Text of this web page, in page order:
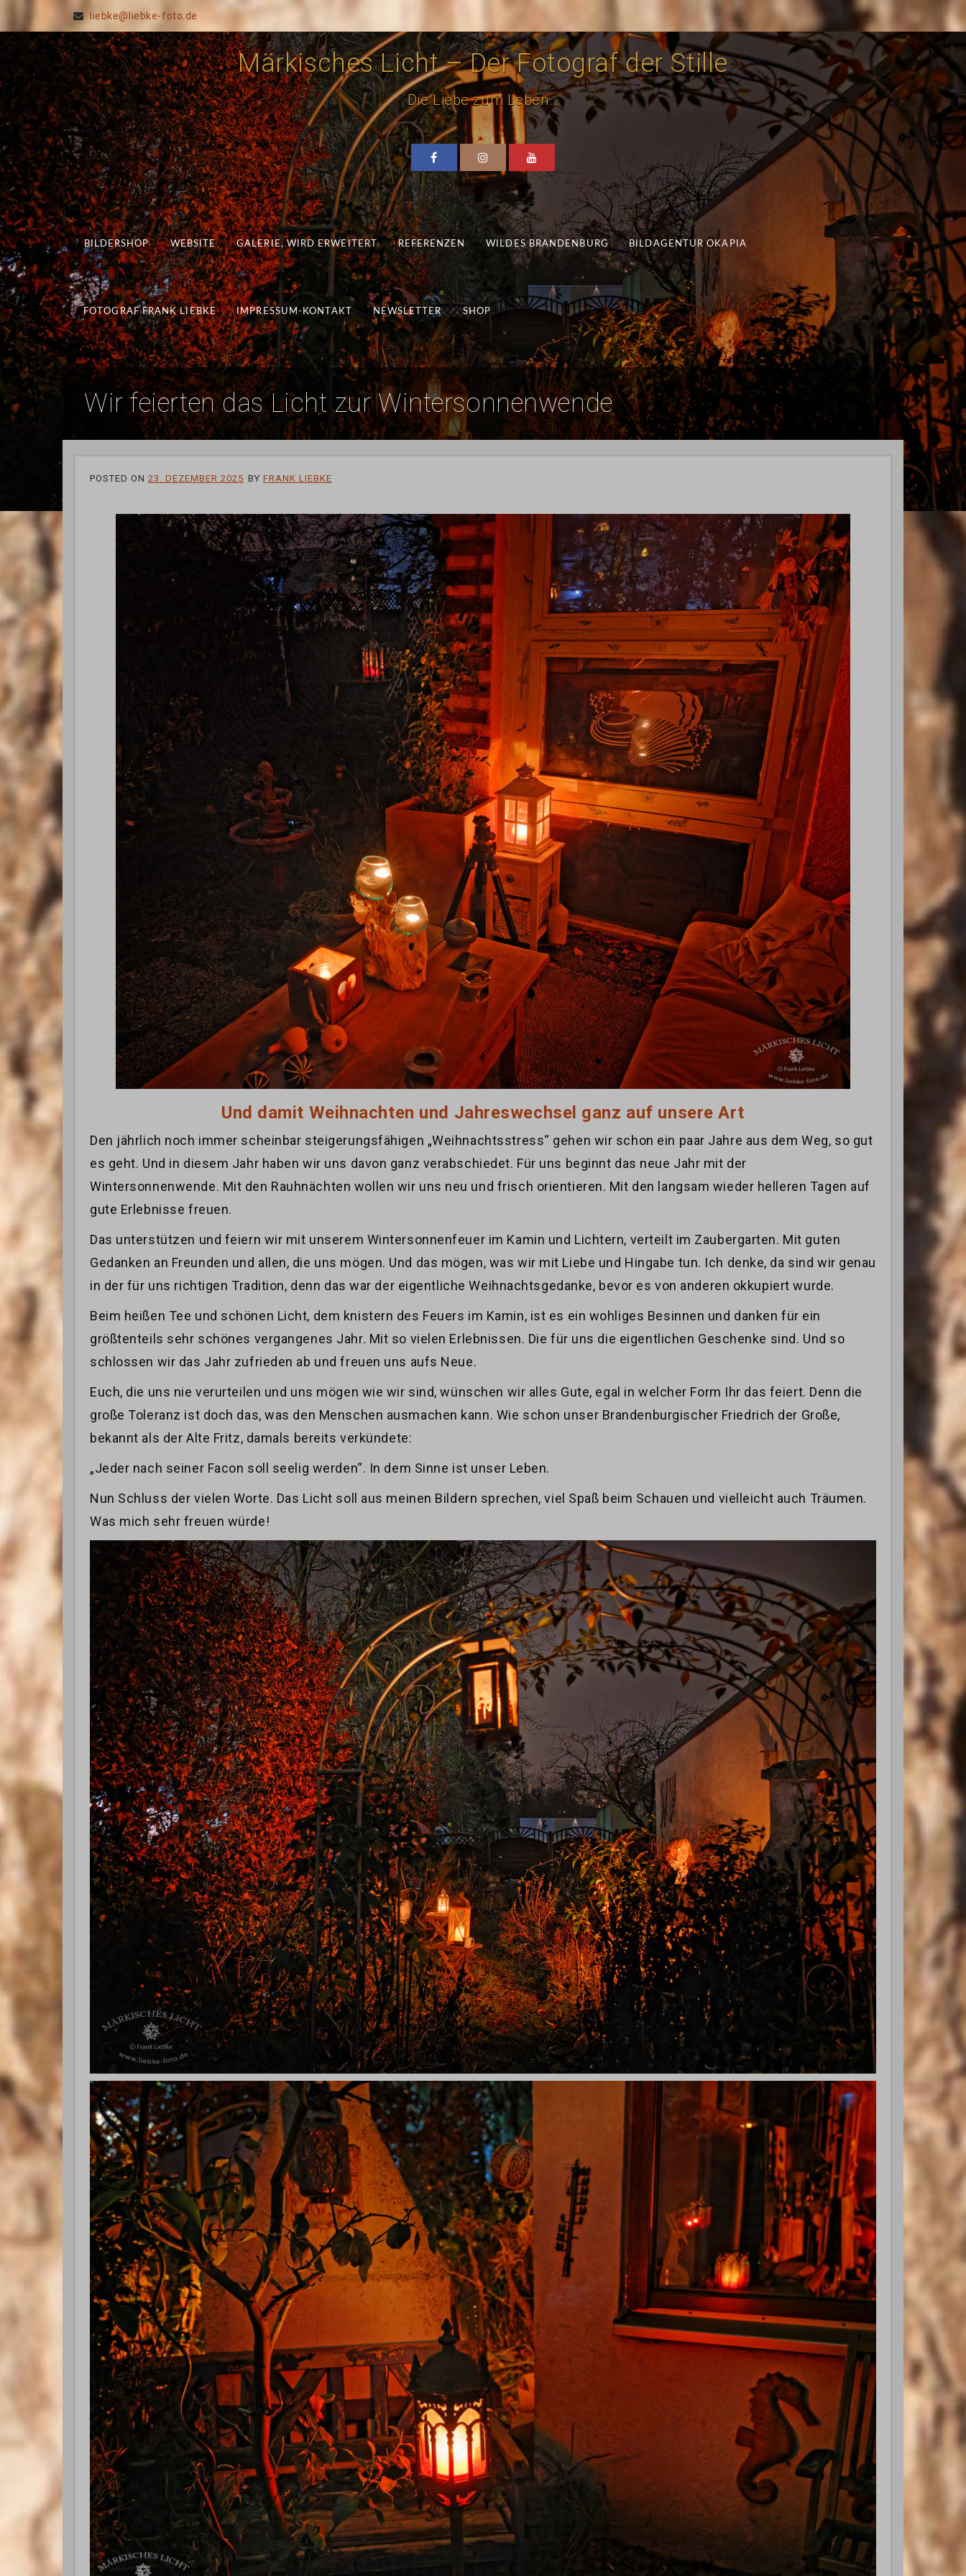
liebke@liebke-foto.de
Märkisches Licht – Der Fotograf der Stille
Die Liebe zum Leben…
BILDERSHOP WEBSITE GALERIE, WIRD ERWEITERT REFERENZEN WILDES BRANDENBURG BILDAGENTUR OKAPIA
FOTOGRAF FRANK LIEBKE IMPRESSUM-KONTAKT NEWSLETTER SHOP
Wir feierten das Licht zur Wintersonnenwende
POSTED ON 23. DEZEMBER 2025 BY FRANK LIEBKE
Und damit Weihnachten und Jahreswechsel ganz auf unsere Art
Den jährlich noch immer scheinbar steigerungsfähigen „Weihnachtsstress“ gehen wir schon ein paar Jahre aus dem Weg, so gut
es geht. Und in diesem Jahr haben wir uns davon ganz verabschiedet. Für uns beginnt das neue Jahr mit der
Wintersonnenwende. Mit den Rauhnächten wollen wir uns neu und frisch orientieren. Mit den langsam wieder helleren Tagen auf
gute Erlebnisse freuen.
Das unterstützen und feiern wir mit unserem Wintersonnenfeuer im Kamin und Lichtern, verteilt im Zaubergarten. Mit guten
Gedanken an Freunden und allen, die uns mögen. Und das mögen, was wir mit Liebe und Hingabe tun. Ich denke, da sind wir genau
in der für uns richtigen Tradition, denn das war der eigentliche Weihnachtsgedanke, bevor es von anderen okkupiert wurde.
Beim heißen Tee und schönen Licht, dem knistern des Feuers im Kamin, ist es ein wohliges Besinnen und danken für ein
größtenteils sehr schönes vergangenes Jahr. Mit so vielen Erlebnissen. Die für uns die eigentlichen Geschenke sind. Und so
schlossen wir das Jahr zufrieden ab und freuen uns aufs Neue.
Euch, die uns nie verurteilen und uns mögen wie wir sind, wünschen wir alles Gute, egal in welcher Form Ihr das feiert. Denn die
große Toleranz ist doch das, was den Menschen ausmachen kann. Wie schon unser Brandenburgischer Friedrich der Große,
bekannt als der Alte Fritz, damals bereits verkündete:
„Jeder nach seiner Facon soll seelig werden“. In dem Sinne ist unser Leben.
Nun Schluss der vielen Worte. Das Licht soll aus meinen Bildern sprechen, viel Spaß beim Schauen und vielleicht auch Träumen.
Was mich sehr freuen würde!